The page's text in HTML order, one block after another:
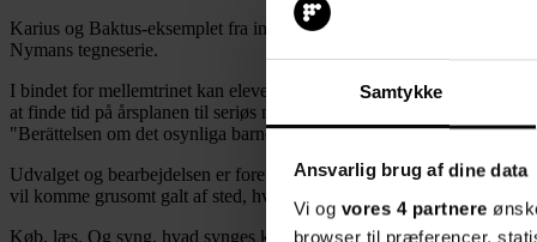
Samtykke
Ansvarlig brug af dine data
Vi og vores 4 partnere
browser til præferencer,
Karius og Baktus-eksemplet fra indledningen stammer fra
Nymans tegneserie.
I bindet for mellemtrinet kan eleverne finde ny indsigt - ikke kun
at finde tid på årsplanen til seriøs nabosprogsundervisning, hvis man
"Berättelsen om det osynliga barnet". Finlandssvensk når det er bedst.
Udvalget og bearbejdelsen er foretaget kompetent og med sikker
vil komme grusomt galt af sted, hvis de tror, at "käringen" er
Køb, læs. Og syng, hvad synges kan.